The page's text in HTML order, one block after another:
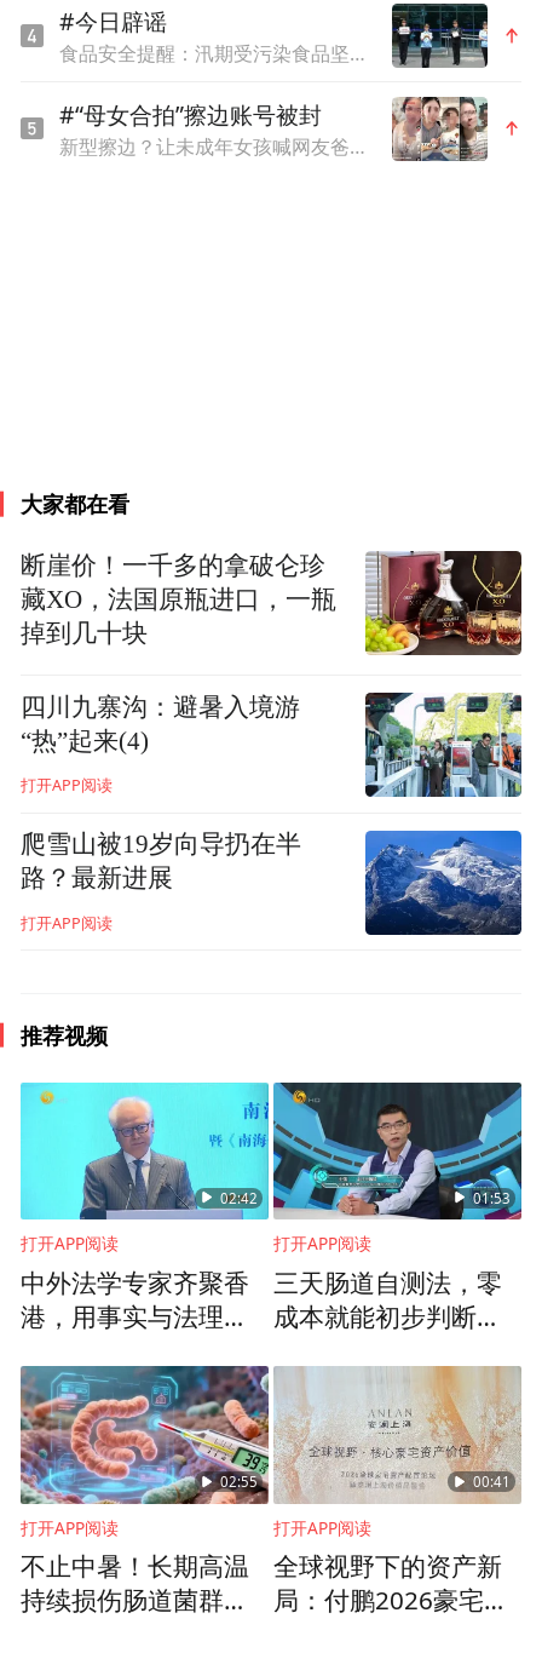
为始，世界城市品牌大会打造城市软实力提
升平台，构建智库体系、咨询体系、内容体
进中外民间交流。大会将从国际传播、城市
国际传播”“美高梅特约:澳门价值再发现”“县
坛与数百名海内外业界精英、政府代表、专
家学者等探讨当前行业关注的深度话题。大
会还将发布《中国域牌价值报告》、《2023
世界城市品牌指数报告》等重磅报告，为城
市、文旅高质量发展赋能。
点击下方报名链接，即刻报名世界城市品牌
大会现场活动，近距离与各领域大咖面对面
交流，共同追寻行业前沿热点，探讨行业深
度话题。2023世界城市品牌大会，期待您的
世界城市品牌大会现场活动报名链接
#今日辟谣
食品安全提醒：汛期受污染食品坚决不能食用
#“母女合拍”擦边账号被封
新型擦边？让未成年女孩喊网友爸爸制造暧昧氛围，多个“母女合拍”账号被封
大家都在看
断崖价！一千多的拿破仑珍
藏XO，法国原瓶进口，一瓶
掉到几十块
四川九寨沟：避暑入境游
“热”起来(4)
打开APP阅读
爬雪山被19岁向导扔在半
路？最新进展
打开APP阅读
推荐视频
02:42
打开APP阅读
中外法学专家齐聚香
港，用事实与法理揭
本质
01:53
打开APP阅读
三天肠道自测法，零
成本就能初步判断肠
02:55
打开APP阅读
不止中暑！长期高温
持续损伤肠道菌群，
00:41
打开APP阅读
全球视野下的资产新
局：付鹏2026豪宅配